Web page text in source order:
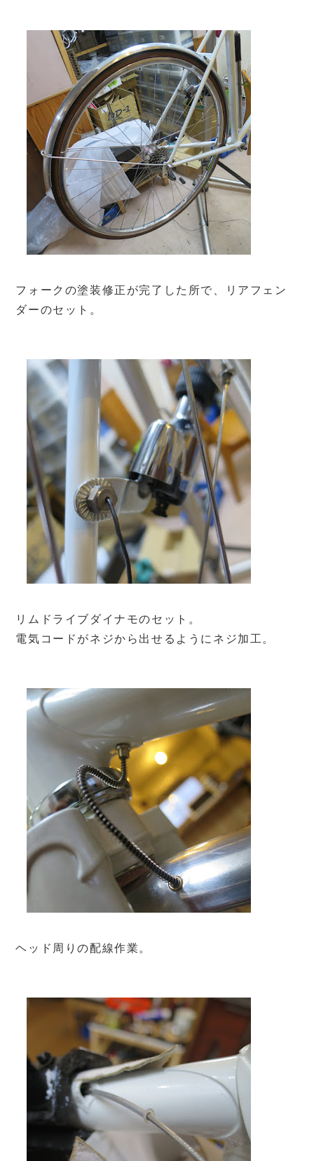
フォークの塗装修正が完了した所で、リアフェン
ダーのセット。
リムドライブダイナモのセット。
電気コードがネジから出せるようにネジ加工。
ヘッド周りの配線作業。